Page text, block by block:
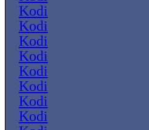
Kodi
Kodi
Kodi
Kodi
Kodi
Kodi
Kodi
Kodi